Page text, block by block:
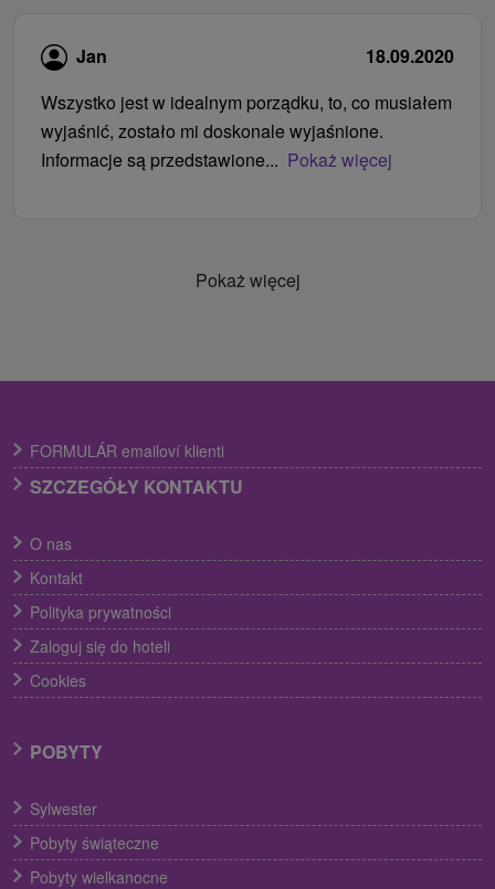
Jan
18.09.2020
Wszystko jest w idealnym porządku, to, co musiałem
wyjaśnić, zostało mi doskonale wyjaśnione.
Informacje są przedstawione... Pokaż więcej
Pokaż więcej
FORMULÁR emailoví klienti
SZCZEGÓŁY KONTAKTU
O nas
Kontakt
Polityka prywatności
Zaloguj się do hoteli
Cookies
POBYTY
Sylwester
Pobyty świąteczne
Pobyty wielkanocne